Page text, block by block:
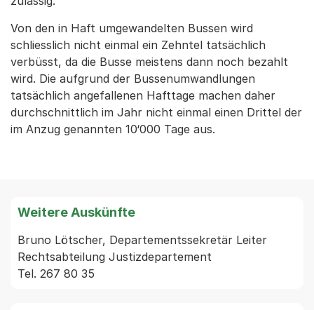
Von den in Haft umgewandelten Bussen wird
schliesslich nicht einmal ein Zehntel tatsächlich
verbüsst, da die Busse meistens dann noch bezahlt
wird. Die aufgrund der Bussenumwandlungen
tatsächlich angefallenen Hafttage machen daher
durchschnittlich im Jahr nicht einmal einen Drittel der
im Anzug genannten 10‘000 Tage aus.
Weitere Auskünfte
Bruno Lötscher, Departementssekretär Leiter
Rechtsabteilung Justizdepartement